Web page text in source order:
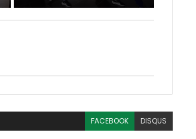
FACEBOOK DISQUS